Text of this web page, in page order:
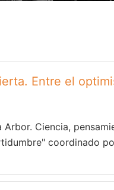
Entre el
Ciencia,
coordinado